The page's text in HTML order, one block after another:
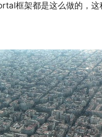
框架都是这么做的，